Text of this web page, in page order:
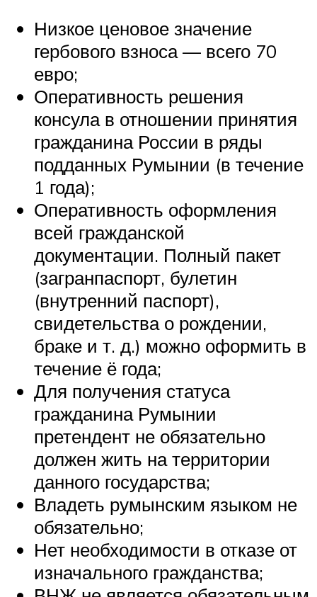
Низкое ценовое значение
гербового взноса — всего 70
евро;
Оперативность решения
консула в отношении принятия
гражданина России в ряды
подданных Румынии (в течение
1 года);
Оперативность оформления
всей гражданской
документации. Полный пакет
(загранпаспорт, булетин
(внутренний паспорт),
свидетельства о рождении,
браке и т. д.) можно оформить в
течение ё года;
Для получения статуса
гражданина Румынии
претендент не обязательно
должен жить на территории
данного государства;
Владеть румынским языком не
обязательно;
Нет необходимости в отказе от
изначального гражданства;